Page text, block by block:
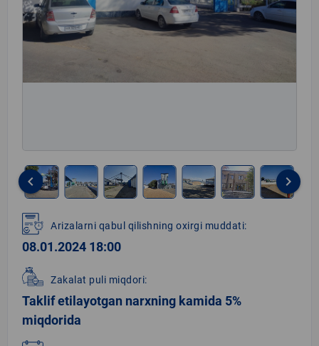
1
of
10
keyboard_arrow_left keyboard_arrow_right
Arizalarni qabul qilishning oxirgi muddati:
08.01.2024 18:00
Zakalat puli miqdori:
Taklif etilayotgan narxning kamida 5%
miqdorida